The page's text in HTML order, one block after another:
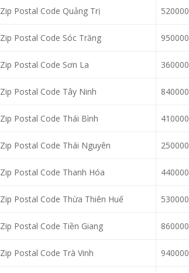
Zip Postal Code Quảng Trị 520000
Zip Postal Code Sóc Trăng 950000
Zip Postal Code Sơn La 360000
Zip Postal Code Tây Ninh 840000
Zip Postal Code Thái Bình 410000
Zip Postal Code Thái Nguyên 250000
Zip Postal Code Thanh Hóa 440000
Zip Postal Code Thừa Thiên Huế 530000
Zip Postal Code Tiền Giang 860000
Zip Postal Code Trà Vinh 940000